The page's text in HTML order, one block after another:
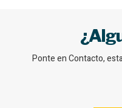
Ponte en Contacto,